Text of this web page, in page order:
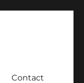
Contact